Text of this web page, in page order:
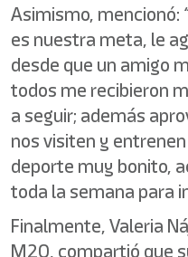
Asimismo, mencionó:
es nuestra meta, le
desde que un amigo
todos me recibieron
a seguir; además
nos visiten y
deporte muy bonito,
toda la semana para
Finalmente, Valeria
M20, compartió que